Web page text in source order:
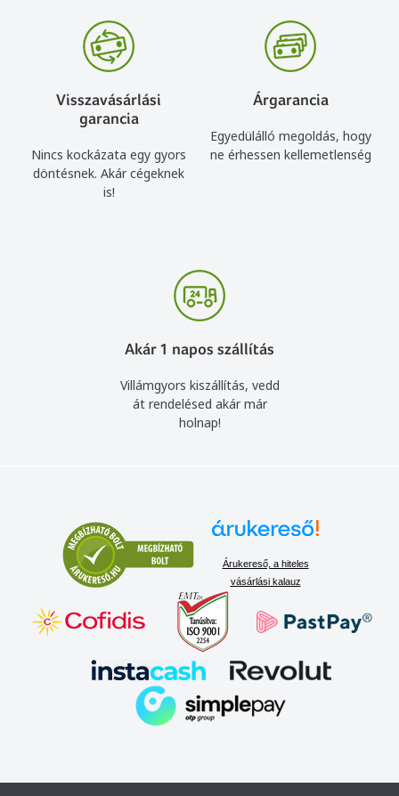
Visszavásárlási
garancia
Nincs kockázata egy gyors
döntésnek. Akár cégeknek
is!
Árgarancia
Egyedülálló megoldás, hogy
ne érhessen kellemetlenség
Akár 1 napos szállítás
Villámgyors kiszállítás, vedd
át rendelésed akár már
holnap!
Árukereső, a hiteles
vásárlási kalauz